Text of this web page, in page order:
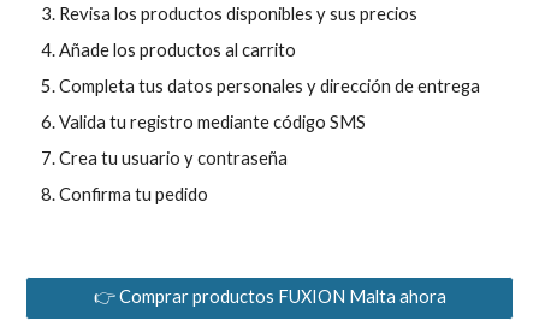
Revisa los productos disponibles y sus precios
Añade los productos al carrito
Completa tus datos personales y dirección de entrega
Valida tu registro mediante código SMS
Crea tu usuario y contraseña
Confirma tu pedido
👉 Comprar productos FUXION Malta ahora